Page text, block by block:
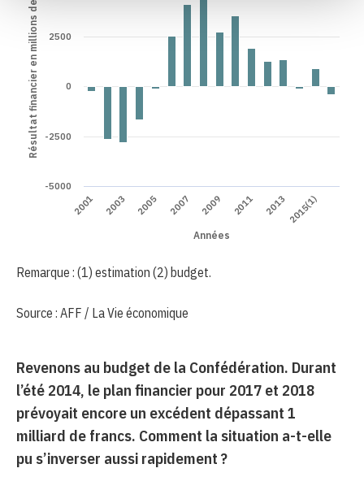
Années
Résultat financier en millions de francs
2001 2003 2005 2007 2009 2011 2013 2015(1)
0
-5000
-2500
2500
Remarque : (1) estimation (2) budget.
Source : AFF / La Vie économique
Revenons au budget de la Confédération. Durant
l’été 2014, le plan financier pour 2017 et 2018
prévoyait encore un excédent dépassant 1
milliard de francs. Comment la situation a-t-elle
pu s’inverser aussi rapidement ?